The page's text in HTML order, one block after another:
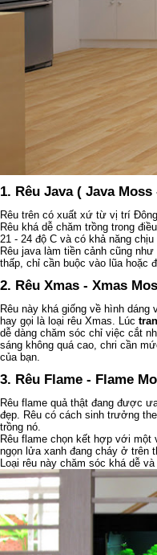
1. Rêu Java ( Java
Rêu trên có xuất xứ từ vị trí
Rêu khá dễ chăm trồng trong
21 - 24 độ C và có khả năng chịu
Rêu java làm tiền cảnh cũng
thấp, chỉ cần buộc vào lũa hoặc
2. Rêu Xmas - Xmas
Rêu này khá giống về hình
hay gọi là loại rêu Xmas. Lúc
dễ dàng chăm sóc chỉ việc cắt
sáng không quá cao, chri cần
của bạn.
3. Rêu Flame - Flame
Rêu flame quả thật đang được
đẹp. Rêu có cách sinh trưởng
trồng nó.
Rêu flame chọn kết hợp với
ngọn lửa xanh đang cháy ở trên
Loại rêu này chăm sóc khá dễ